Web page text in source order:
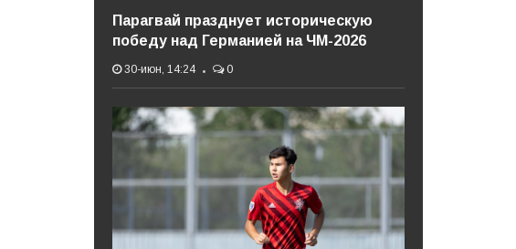
Парагвай празднует историческую
победу над Германией на ЧМ-2026
30-июн, 14:24 0